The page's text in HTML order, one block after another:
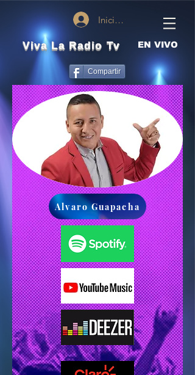
Iniciar sesión
Viva La Radio Tv EN VIVO
Compartir
Alvaro Guapacha